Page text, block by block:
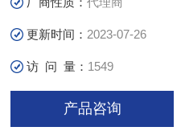
更新时间： 2023-07-26
访 问 量： 1549
产品咨询